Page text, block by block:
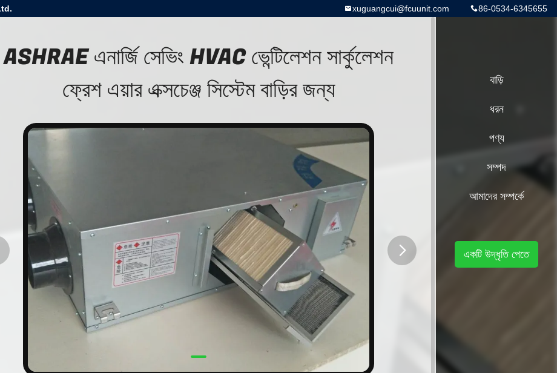
86-0534-6345655
xuguangcui@fcuunit.com
ASHRAE এনার্জি সেভিং HVAC ভেন্টিলেশন সার্কুলেশন
ফ্রেশ এয়ার এক্সচেঞ্জ সিস্টেম বাড়ির জন্য
বাড়ি
ধরন
পণ্য
সম্পদ
আমাদের সম্পর্কে
একটি উদ্ধৃতি পেতে